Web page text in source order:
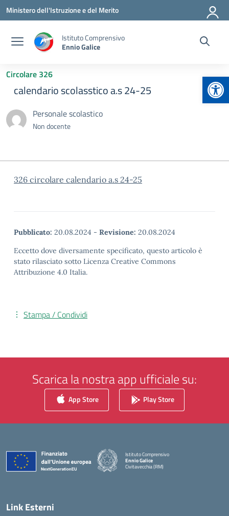
Vai ai contenuti
Vai al menu di navigazione
Vai al footer
Ministero dell'Istruzione e del Merito
Istituto Comprensivo
Ennio Galice
Circolare 326
calendario scolasstico a.s 24-25
Personale scolastico
Non docente
326 circolare calendario a.s 24-25
Pubblicato: 20.08.2024 - Revisione: 20.08.2024
Eccetto dove diversamente specificato, questo articolo è
stato rilasciato sotto Licenza Creative Commons
Attribuzione 4.0 Italia.
Stampa / Condividi
Scarica la nostra app ufficiale su:
App Store Play Store
Istituto Comprensivo
Ennio Galice
Civitavecchia (RM)
Link Esterni